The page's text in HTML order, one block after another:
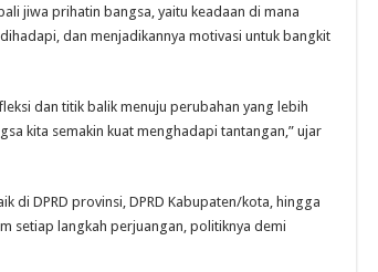
jiwa prihatin bangsa, yaitu keadaan di mana
dan menjadikannya motivasi untuk bangkit
dan titik balik menuju perubahan yang lebih
kita semakin kuat menghadapi tantangan,” ujar
di DPRD provinsi, DPRD Kabupaten/kota, hingga
setiap langkah perjuangan, politiknya demi